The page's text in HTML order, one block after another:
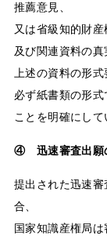
推薦意見、
又は省級知的財
及び関連資料の真
上述の資料の形
必ず紙書類の形
ことを明確にして
④ 迅速審査出願
提出された迅速
合、
国家知識産権局